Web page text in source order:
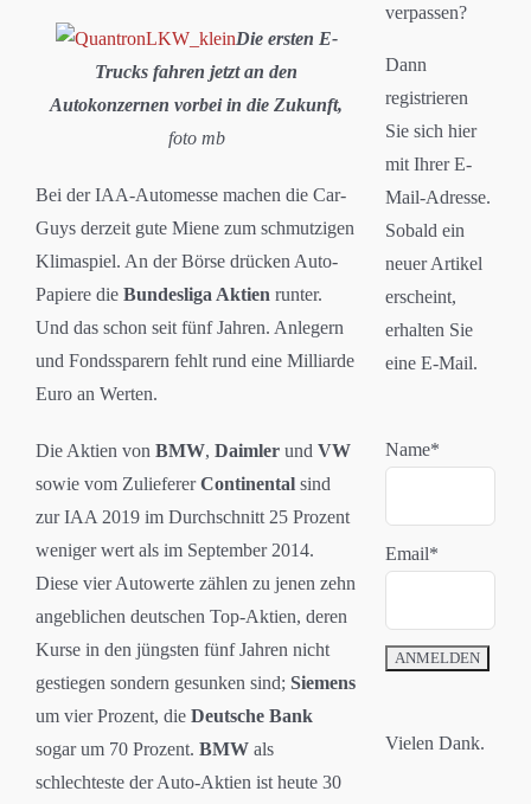
Die ersten E-
Trucks fahren jetzt an den
Autokonzernen vorbei in die Zukunft,
foto mb
Bei der IAA-Automesse machen die Car-
Guys derzeit gute Miene zum schmutzigen
Klimaspiel. An der Börse drücken Auto-
Papiere die Bundesliga Aktien runter.
Und das schon seit fünf Jahren. Anlegern
und Fondssparern fehlt rund eine Milliarde
Euro an Werten.
Die Aktien von BMW, Daimler und VW
sowie vom ZuliefererContinental sind
zur IAA 2019 im Durchschnitt 25 Prozent
weniger wert als im September 2014.
Diese vier Autowerte zählen zu jenen zehn
angeblichen deutschen Top-Aktien, deren
Kurse in den jüngsten fünf Jahren nicht
gestiegen sondern gesunken sind; Siemens
um vier Prozent, die Deutsche Bank
sogar um 70 Prozent. BMW als
schlechteste der Auto-Aktien ist heute 30
verpassen?
Dann
registrieren
Sie sich hier
mit Ihrer E-
Mail-Adresse.
Sobald ein
neuer Artikel
erscheint,
erhalten Sie
eine E-Mail.
Name*
Email*
Vielen Dank.